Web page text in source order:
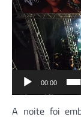
00:00
A noite foi